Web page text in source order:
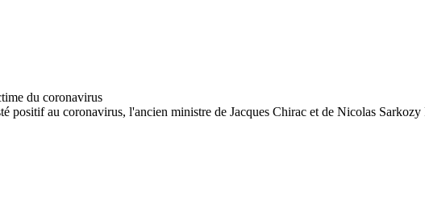
positif au coronavirus, l'ancien ministre de Jacques Chirac et de Nicolas Sarkozy